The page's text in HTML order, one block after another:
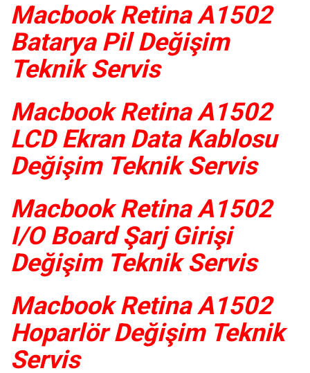
Macbook Retina A1502
Batarya Pil Değişim
Teknik Servis
Macbook Retina A1502
LCD Ekran Data Kablosu
Değişim Teknik Servis
Macbook Retina A1502
I/O Board Şarj Girişi
Değişim Teknik Servis
Macbook Retina A1502
Hoparlör Değişim Teknik
Servis